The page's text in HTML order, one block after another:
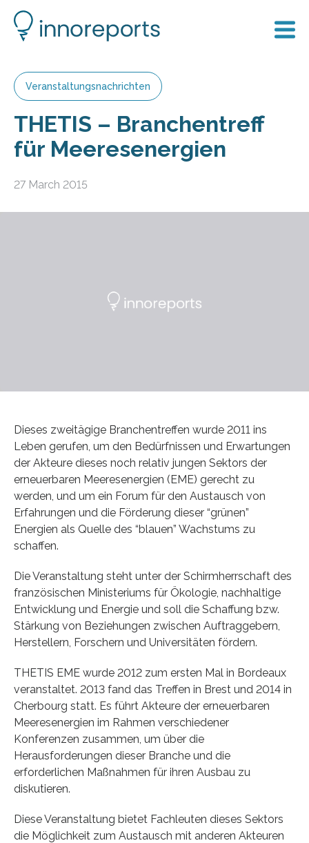
Veranstaltungsnachrichten
THETIS – Branchentreff
für Meeresenergien
27 March 2015
Dieses zweitägige Branchentreffen wurde 2011 ins
Leben gerufen, um den Bedürfnissen und Erwartungen
der Akteure dieses noch relativ jungen Sektors der
erneuerbaren Meeresenergien (EME) gerecht zu
werden, und um ein Forum für den Austausch von
Erfahrungen und die Förderung dieser “grünen”
Energien als Quelle des “blauen” Wachstums zu
schaffen.
Die Veranstaltung steht unter der Schirmherrschaft des
französischen Ministeriums für Ökologie, nachhaltige
Entwicklung und Energie und soll die Schaffung bzw.
Stärkung von Beziehungen zwischen Auftraggebern,
Herstellern, Forschern und Universitäten fördern.
THETIS EME wurde 2012 zum ersten Mal in Bordeaux
veranstaltet. 2013 fand das Treffen in Brest und 2014 in
Cherbourg statt. Es führt Akteure der erneuerbaren
Meeresenergien im Rahmen verschiedener
Konferenzen zusammen, um über die
Herausforderungen dieser Branche und die
erforderlichen Maßnahmen für ihren Ausbau zu
diskutieren.
Diese Veranstaltung bietet Fachleuten dieses Sektors
die Möglichkeit zum Austausch mit anderen Akteuren